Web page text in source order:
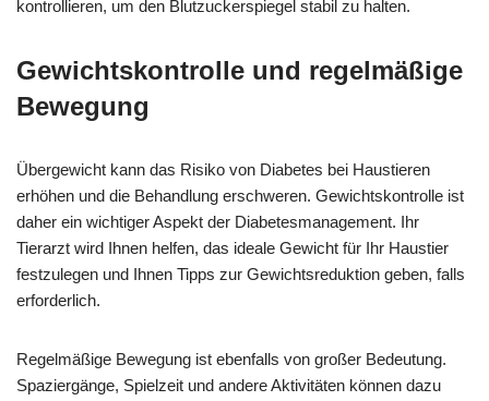
kontrollieren, um den Blutzuckerspiegel stabil zu halten.
Gewichtskontrolle und regelmäßige
Bewegung
Übergewicht kann das Risiko von Diabetes bei Haustieren
erhöhen und die Behandlung erschweren. Gewichtskontrolle ist
daher ein wichtiger Aspekt der Diabetesmanagement. Ihr
Tierarzt wird Ihnen helfen, das ideale Gewicht für Ihr Haustier
festzulegen und Ihnen Tipps zur Gewichtsreduktion geben, falls
erforderlich.
Regelmäßige Bewegung ist ebenfalls von großer Bedeutung.
Spaziergänge, Spielzeit und andere Aktivitäten können dazu